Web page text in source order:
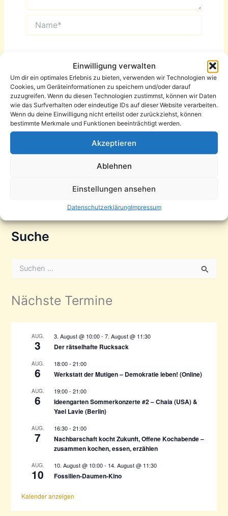
Einwilligung verwalten
Um dir ein optimales Erlebnis zu bieten, verwenden wir Technologien wie
Cookies, um Geräteinformationen zu speichern und/oder darauf
zuzugreifen. Wenn du diesen Technologien zustimmst, können wir Daten
wie das Surfverhalten oder eindeutige IDs auf dieser Website verarbeiten.
Wenn du deine Einwilligung nicht erteilst oder zurückziehst, können
bestimmte Merkmale und Funktionen beeinträchtigt werden.
Akzeptieren
Ablehnen
Einstellungen ansehen
DatenschutzerklärungImpressum
Adresse*
Website
Suche
e
n
Nächste Termine
AUG.
3
3. August @ 10:00-7. August @ 11:30
Der rätselhafte Rucksack
AUG.
6
18:00-21:00
Werkstatt der Mutigen – Demokratie leben! (Online)
AUG.
6
19:00-21:00
Ideengarten Sommerkonzerte #2 – Chaia (USA) &
Yael Lavie (Berlin)
AUG.
7
16:30-21:00
Nachbarschaft kocht Zukunft, Offene Kochabende –
zusammen kochen, essen, erzählen
AUG.
10
10. August @ 10:00- 14. August @ 11:30
Fossilien-Daumen-Kino
Kalender anzeigen